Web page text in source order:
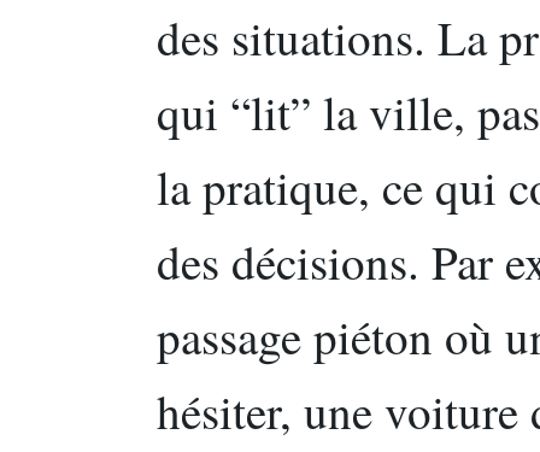
des situations. La
qui “lit” la ville,
la pratique, ce qui
des décisions. Par
passage piéton où
hésiter, une